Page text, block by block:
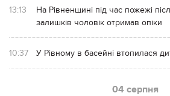
13:13
На Рівненщині під час пожежі
залишків чоловік отримав опіки
10:37 У Рівному в басейні втопилася
04 серпня